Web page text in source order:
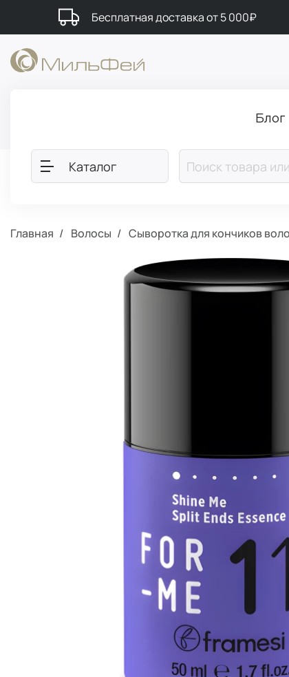
Бесплатная доставка от 5 000₽
Блог
Каталог
Главная Волосы Сыворотка для кончиков